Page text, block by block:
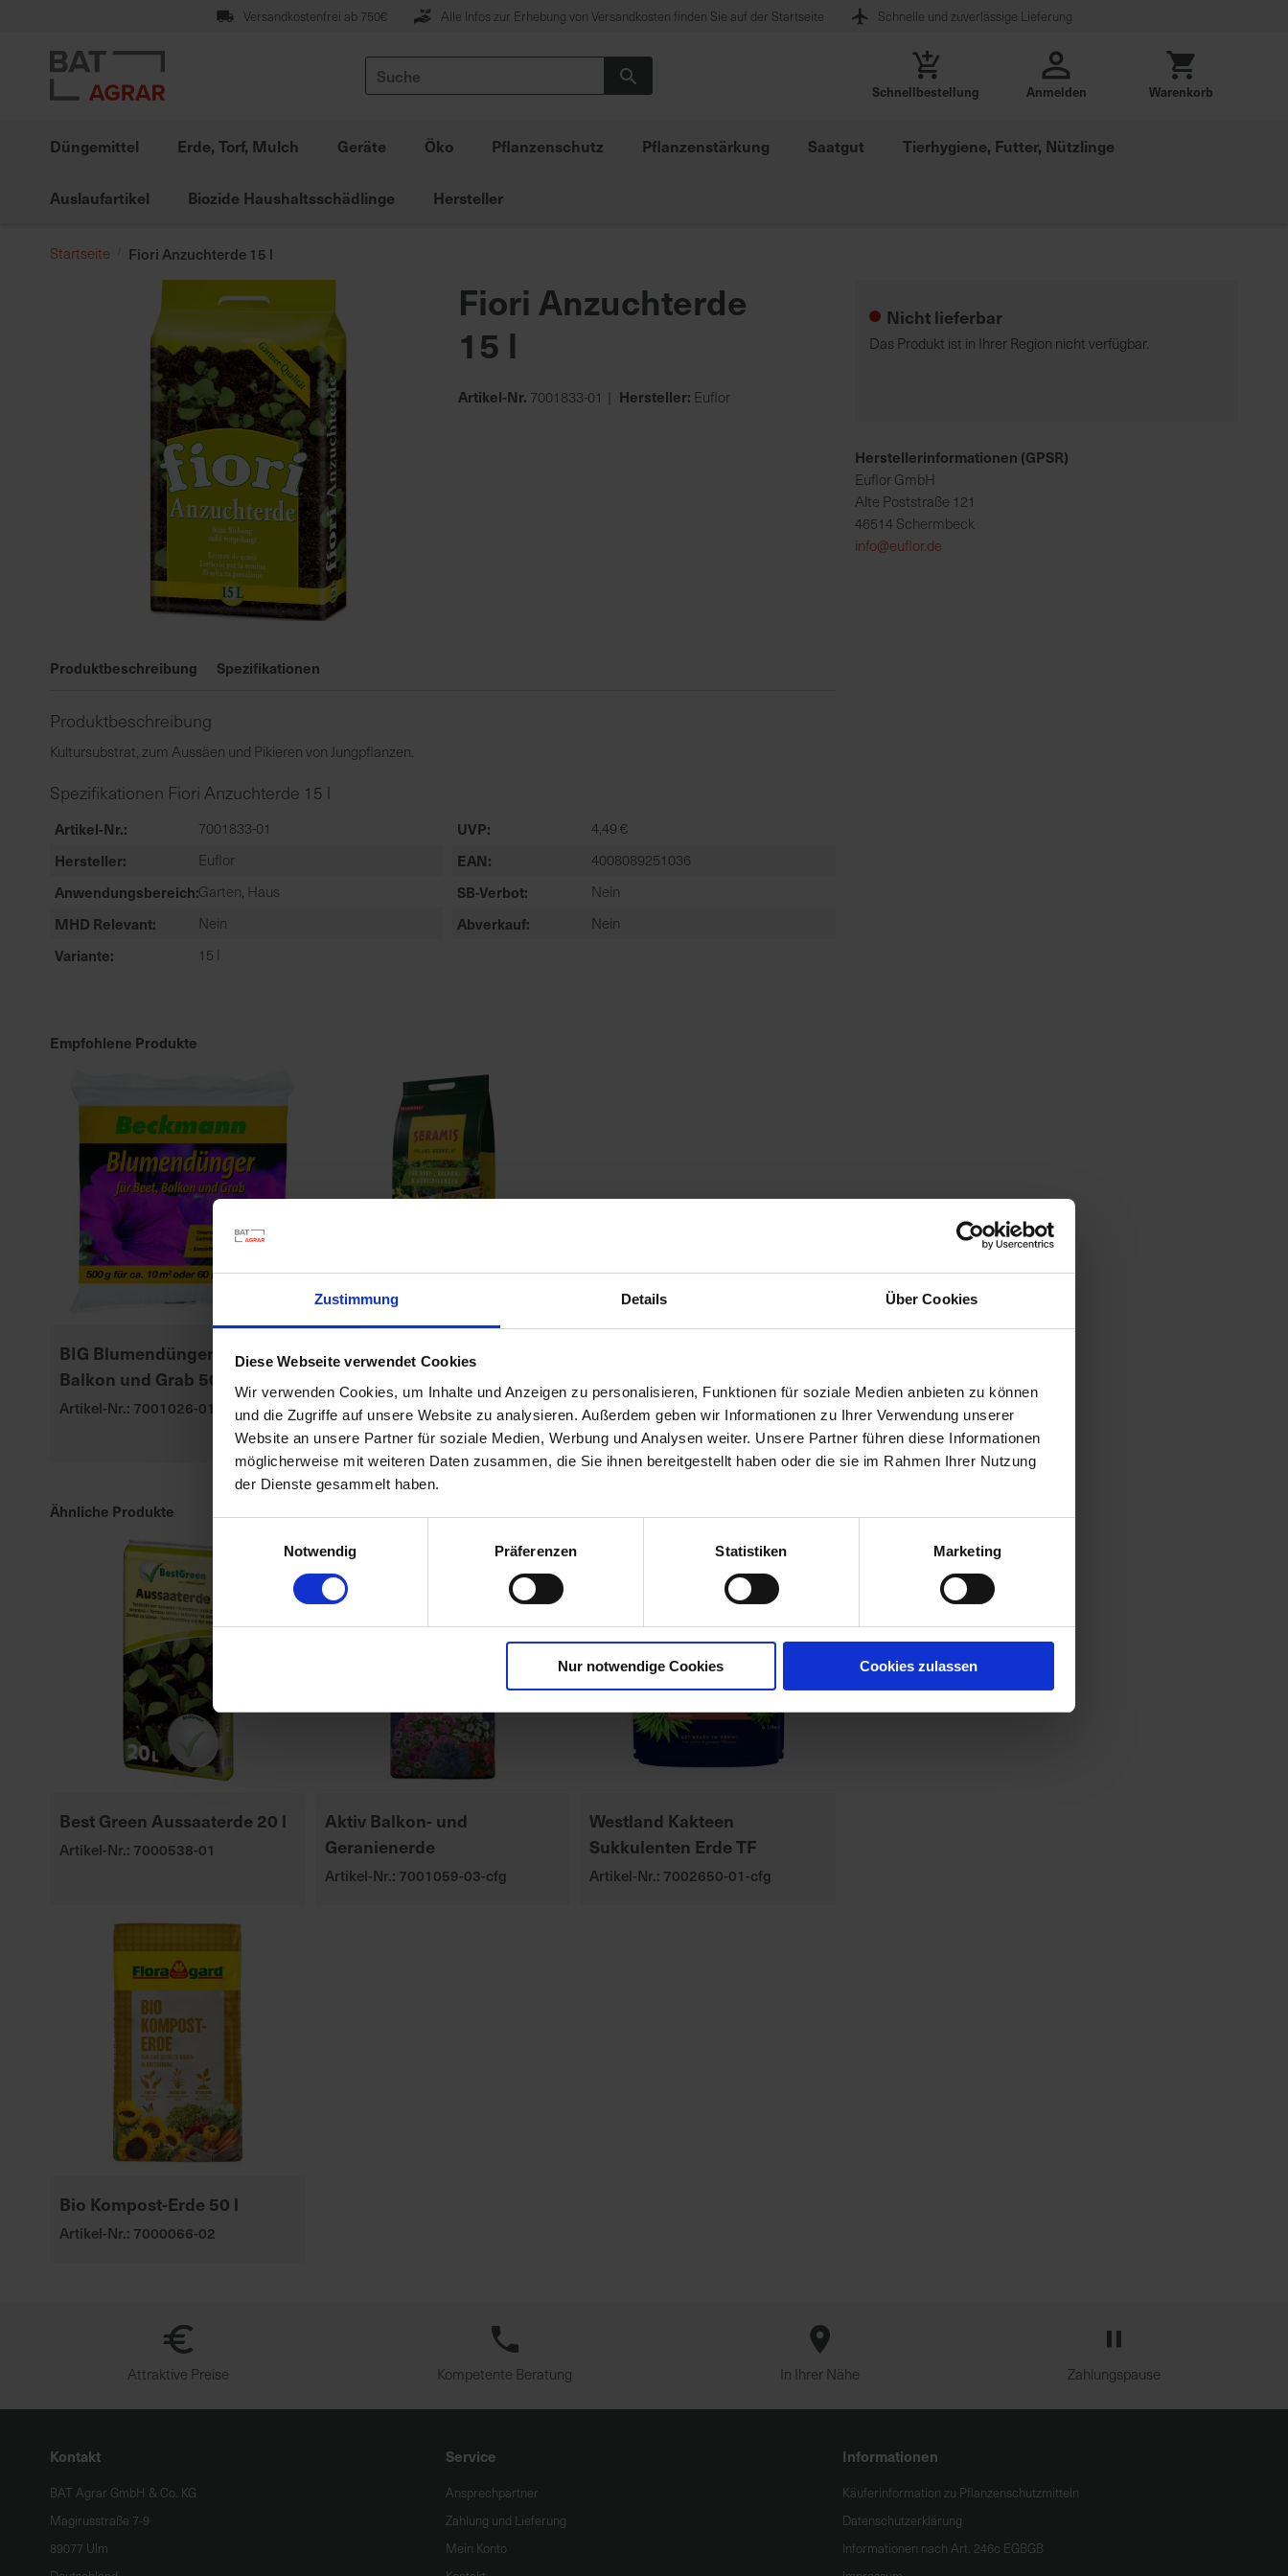
Zustimmung Details Über Cookies
Diese Webseite verwendet Cookies
Wir verwenden Cookies, um Inhalte und Anzeigen zu personalisieren, Funktionen für soziale Medien anbieten zu können
und die Zugriffe auf unsere Website zu analysieren. Außerdem geben wir Informationen zu Ihrer Verwendung unserer
Website an unsere Partner für soziale Medien, Werbung und Analysen weiter. Unsere Partner führen diese Informationen
möglicherweise mit weiteren Daten zusammen, die Sie ihnen bereitgestellt haben oder die sie im Rahmen Ihrer Nutzung
der Dienste gesammelt haben.
Notwendig
Präferenzen Statistiken Marketing
Nur notwendige Cookies Cookies zulassen
springen
Versandkostenfrei ab 750€ Alle Infos zur Erhebung von Versandkosten finden Sie auf der Startseite Schnelle und zuverlässige Lieferung
Suche
Schnellbestellung Anmelden Warenkorb
Düngemittel Erde, Torf, Mulch Geräte Öko Pflanzenschutz Pflanzenstärkung Saatgut Tierhygiene, Futter, Nützlinge
Auslaufartikel Biozide Haushaltsschädlinge Hersteller
Startseite Fiori Anzuchterde 15 l
der
springen
Fiori Anzuchterde
15 l
Artikel-Nr. 7001833-01 Hersteller: Euflor
Produktbeschreibung Spezifikationen
Produktbeschreibung
Kultursubstrat, zum Aussäen und Pikieren von Jungpflanzen.
Spezifikationen Fiori Anzuchterde 15 l
Artikel-Nr. 7001833-01 UVP 4,49 €
Hersteller Euflor EAN 4008089251036
Anwendungsbereich Garten, Haus SB-Verbot Nein
MHD Relevant Nein Abverkauf Nein
Variante 15 l
Empfohlene Produkte
BIG Blumendünger für Beet,
Balkon und Grab 500 g
Artikel-Nr.: 7001026-01
Seramis Outdoor Pflanz-
Kübelpflanz
Artikel-Nr.: 7000835-01-cfg
Ähnliche Produkte
Best Green Aussaaterde 20 l
Artikel-Nr.: 7000538-01
Aktiv Balkon- und
Geranienerde
Artikel-Nr.: 7001059-03-cfg
Westland Kakteen
Sukkulenten Erde TF
Artikel-Nr.: 7002650-01-cfg
Bio Kompost-Erde 50 l
Artikel-Nr.: 7000066-02
Nicht lieferbar
Das Produkt ist in Ihrer Region nicht verfügbar.
Herstellerinformationen (GPSR)
Euflor GmbH
Alte Poststraße 121
46514 Schermbeck
info@euflor.de
Attraktive Preise Kompetente Beratung In Ihrer Nähe Zahlungspause
Kontakt
BAT Agrar GmbH & Co. KG
Magirusstraße 7-9
89077 Ulm
Service
Ansprechpartner
Zahlung und Lieferung
Mein Konto
Informationen
Käuferinformation zu Pflanzenschutzmitteln
Datenschutzerklärung
Informationen nach Art. 246c EGBGB